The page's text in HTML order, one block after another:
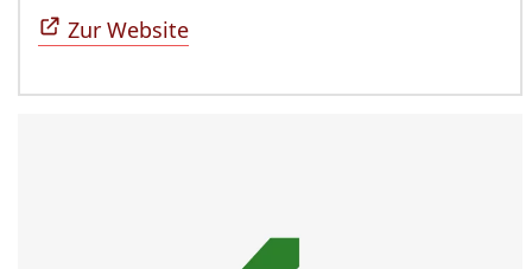
Zur Website